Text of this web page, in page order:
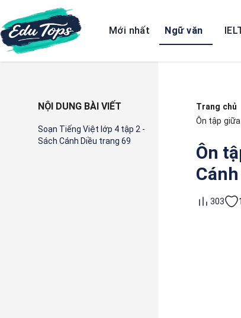
Mới nhất Ngữ văn
NỘI DUNG BÀI VIẾT
Soạn Tiếng Việt lớp 4 tập 2 -
Sách Cánh Diều trang 69
Trang chủ
Ôn tập
Ôn
303